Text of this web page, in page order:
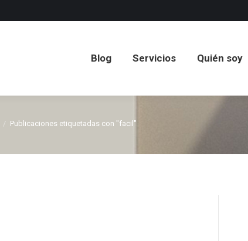
Blog Servicios Quién soy
Estás aquí:
Publicaciones etiquetadas con "facil"
Blog Servicios Quién soy